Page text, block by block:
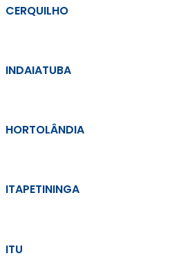
CERQUILHO
INDAIATUBA
HORTOLÂNDIA
ITAPETININGA
ITU